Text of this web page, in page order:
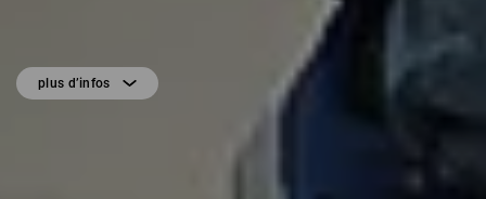
plus d’infos